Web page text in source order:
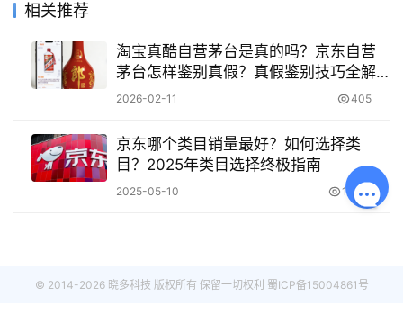
相关推荐
淘宝真酷自营茅台是真的吗？京东自营
茅台怎样鉴别真假？真假鉴别技巧全解
析，买酒不踩坑！
2026-02-11 405
京东哪个类目销量最好？如何选择类
目？2025年类目选择终极指南
2025-05-10 10.4K
© 2014-2026 晓多科技 版权所有 保留一切权利 蜀ICP备15004861号